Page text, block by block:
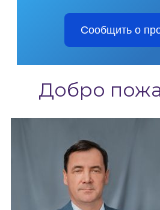
Сообщить о
Добро